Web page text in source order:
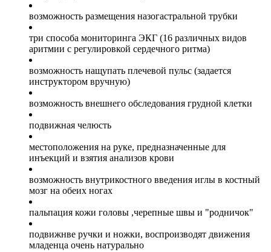
возможность размещения назогастральной трубки
три способа мониторинга ЭКГ (16 различных видов
аритмии с регулировкой сердечного ритма)
возможность нащупать плечевой пульс (задается
инструктором вручную)
возможность внешнего обследования грудной клетки
подвижная челюсть
местоположения на руке, предназначенные для
инъекций и взятия анализов крови
возможность внутрикостного введения иглы в костный
мозг на обеих ногах
пальпация кожи головы ,черепные швы и "родничок"
подвижнве ручки и ножки, воспроизводят движения
младенца очень натурально